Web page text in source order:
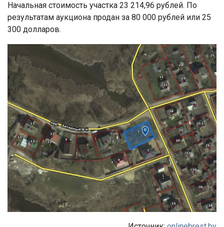
Начальная стоимость участка 23 214,96 рублей. По
результатам аукциона продан за 80 000 рублей или 25
300 долларов.